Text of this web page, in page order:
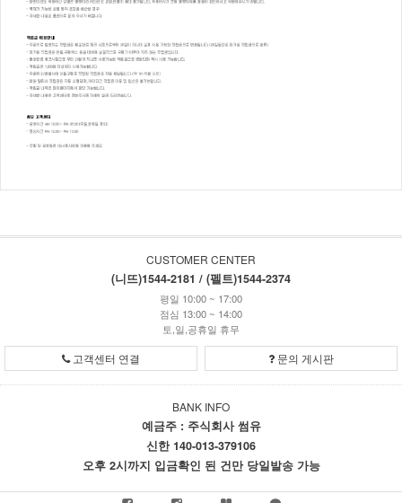
CUSTOMER CENTER
(니뜨)1544-2181 / (펠트)1544-2374
평일 10:00 ~ 17:00
점심 13:00 ~ 14:00
토,일,공휴일 휴무
고객센터 연결 문의 게시판
BANK INFO
예금주 : 주식회사 썸유
신한 140-013-379106
오후 2시까지 입금확인 된 건만 당일발송 가능